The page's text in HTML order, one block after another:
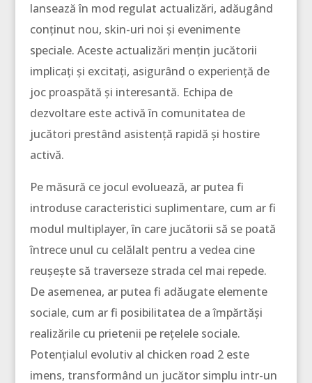
lansează în mod regulat actualizări, adăugând
conținut nou, skin-uri noi și evenimente
speciale. Aceste actualizări mențin jucătorii
implicați și excitați, asigurând o experiență de
joc proaspătă și interesantă. Echipa de
dezvoltare este activă în comunitatea de
jucători prestând asistență rapidă și hostire
activă.
Pe măsură ce jocul evoluează, ar putea fi
introduse caracteristici suplimentare, cum ar fi
modul multiplayer, în care jucătorii să se poată
întrece unul cu celălalt pentru a vedea cine
reușește să traverseze strada cel mai repede.
De asemenea, ar putea fi adăugate elemente
sociale, cum ar fi posibilitatea de a împărtăși
realizările cu prietenii pe rețelele sociale.
Potențialul evolutiv al chicken road 2 este
imens, transformând un jucător simplu intr-un